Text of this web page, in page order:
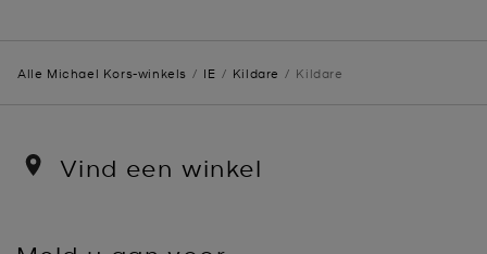
Alle Michael Kors-winkels IE Kildare Kildare
Vind een winkel